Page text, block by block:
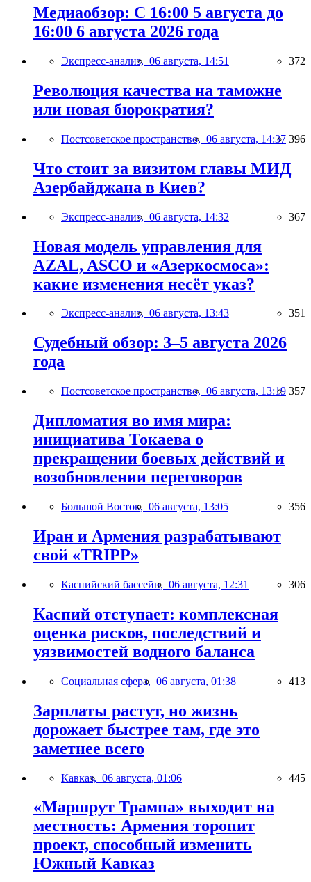
Медиаобзор: С 16:00 5 августа до
16:00 6 августа 2026 года
Экспресс-анализ, 06 августа, 14:51 372
Революция качества на таможне
или новая бюрократия?
Постсоветское пространство, 06 августа, 14:37 396
Что стоит за визитом главы МИД
Азербайджана в Киев?
Экспресс-анализ, 06 августа, 14:32 367
Новая модель управления для
AZAL, ASCO и «Азеркосмоса»:
какие изменения несёт указ?
Экспресс-анализ, 06 августа, 13:43 351
Судебный обзор: 3–5 августа 2026
года
Постсоветское пространство, 06 августа, 13:19 357
Дипломатия во имя мира:
инициатива Токаева о
прекращении боевых действий и
возобновлении переговоров
Большой Восток, 06 августа, 13:05 356
Иран и Армения разрабатывают
свой «TRIPP»
Каспийский бассейн, 06 августа, 12:31 306
Каспий отступает: комплексная
оценка рисков, последствий и
уязвимостей водного баланса
Социальная сфера, 06 августа, 01:38 413
Зарплаты растут, но жизнь
дорожает быстрее там, где это
заметнее всего
Кавказ, 06 августа, 01:06 445
«Маршрут Трампа» выходит на
местность: Армения торопит
проект, способный изменить
Южный Кавказ